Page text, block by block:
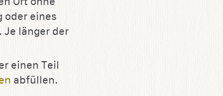
oder eines
länger der
einen Teil
abfüllen.